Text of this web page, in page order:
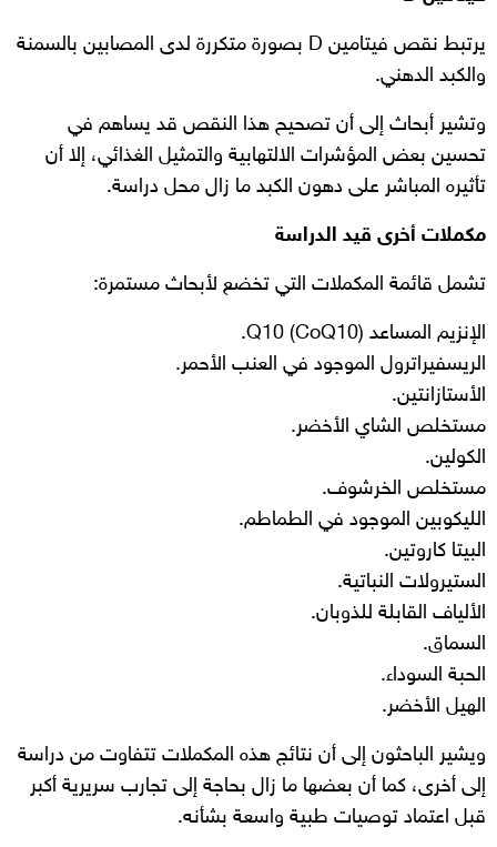
يرتبط نقص فيتامين D بصورة متكررة لدى المصابين بالسمنة
والكبد الدهني.
وتشير أبحاث إلى أن تصحيح هذا النقص قد يساهم في
تحسين بعض المؤشرات الالتهابية والتمثيل الغذائي، إلا أن
تأثيره المباشر على دهون الكبد ما زال محل دراسة.
مكملات أخرى قيد الدراسة
تشمل قائمة المكملات التي تخضع لأبحاث مستمرة:
الإنزيم المساعد Q10 (CoQ10).
الريسفيراترول الموجود في العنب الأحمر.
الأستازانتين.
مستخلص الشاي الأخضر.
الكولين.
مستخلص الخرشوف.
الليكوبين الموجود في الطماطم.
البيتا كاروتين.
الستيرولات النباتية.
الألياف القابلة للذوبان.
السماق.
الحبة السوداء.
الهيل الأخضر.
ويشير الباحثون إلى أن نتائج هذه المكملات تتفاوت من دراسة
إلى أخرى، كما أن بعضها ما زال بحاجة إلى تجارب سريرية أكبر
قبل اعتماد توصيات طبية واسعة بشأنه.